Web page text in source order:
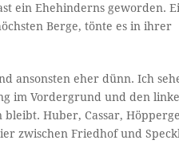
ein Ehehinderns geworden.
Berge, tönte es in ihrer
ansonsten eher dünn. Ich
im Vordergrund und den
Huber, Cassar,
zwischen Friedhof und